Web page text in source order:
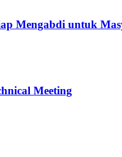
Mengabdi untuk
Meeting